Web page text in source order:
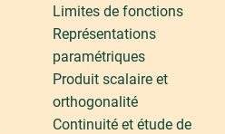
Limites de fonctions
Représentations
paramétriques
Produit scalaire et
orthogonalité
Continuité et étude de